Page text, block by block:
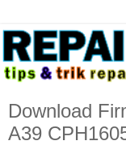
Download
A39